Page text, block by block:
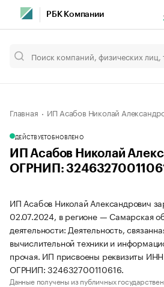
РБК Компании
Главная ИП Асабов Николай
ДЕЙСТВУЕТОБНОВЛЕНО
ИП Асабов Николай
ОГРНИП:
ИП Асабов Николай Александрович
02.07.2024, в регионе — Самарская
деятельности: Деятельность,
вычислительной техники и
прочая. ИП присвоены реквизиты
ОГРНИП: 324632700110616.
Данные получены из публичных